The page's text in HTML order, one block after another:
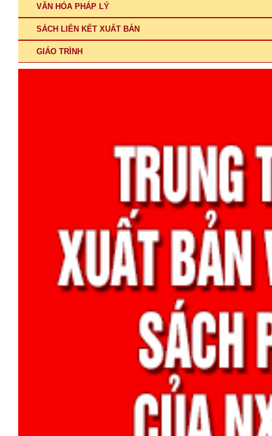
VĂN HÓA PHÁP LÝ
SÁCH LIÊN KẾT XUẤT BẢN
GIÁO TRÌNH